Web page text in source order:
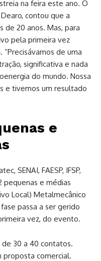
na feira este ano. O
contou que a
de 20 anos. Mas, para
pela primeira vez
“Precisávamos de uma
significativa e nada
do mundo. Nossa
e tivemos um resultado
e
SENAI, FAESP, IFSP,
pequenas e médias
Local) Metalmecânico
passa a ser gerido
vez, do evento.
de 30 a 40 contatos.
proposta comercial.